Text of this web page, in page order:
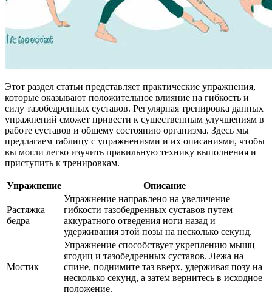
Этот раздел статьи представляет практические упражнения,
которые оказывают положительное влияние на гибкость и
силу тазобедренных суставов. Регулярная тренировка данных
упражнений сможет привести к существенным улучшениям в
работе суставов и общему состоянию организма. Здесь мы
предлагаем таблицу с упражнениями и их описаниями, чтобы
вы могли легко изучить правильную технику выполнения и
приступить к тренировкам.
Упражнение Описание
Растяжка
бедра
Упражнение направлено на увеличение
гибкости тазобедренных суставов путем
аккуратного отведения ноги назад и
удерживания этой позы на несколько секунд.
Мостик
Упражнение способствует укреплению мышц
ягодиц и тазобедренных суставов. Лежа на
спине, поднимите таз вверх, удерживая позу на
несколько секунд, а затем вернитесь в исходное
положение.